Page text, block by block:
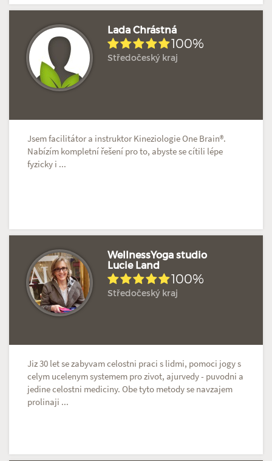
Lada Chrástná
100%
Středočeský kraj
Jsem facilitátor a instruktor Kineziologie One Brain®.
Nabízím kompletní řešení pro to, abyste se cítili lépe
fyzicky i ...
WellnessYoga studio
Lucie Land
100%
Středočeský kraj
Jiz 30 let se zabyvam celostni praci s lidmi, pomoci jogy s
celym ucelenym systemem pro zivot, ajurvedy - puvodni a
jedine celostni mediciny. Obe tyto metody se navzajem
prolinaji ...
Hodnoceno: 2×
Hodnoceno: 2× Profil terapeuta